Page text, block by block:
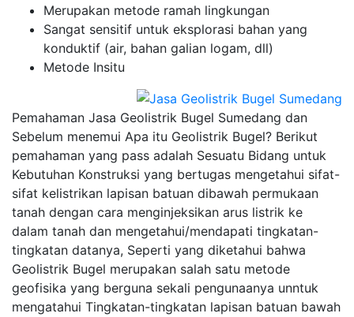
Merupakan metode ramah lingkungan
Sangat sensitif untuk eksplorasi bahan yang
konduktif (air, bahan galian logam, dll)
Metode Insitu
Pemahaman Jasa Geolistrik Bugel Sumedang dan
Sebelum menemui Apa itu Geolistrik Bugel? Berikut
pemahaman yang pass adalah Sesuatu Bidang untuk
Kebutuhan Konstruksi yang bertugas mengetahui sifat-
sifat kelistrikan lapisan batuan dibawah permukaan
tanah dengan cara menginjeksikan arus listrik ke
dalam tanah dan mengetahui/mendapati tingkatan-
tingkatan datanya, Seperti yang diketahui bahwa
Geolistrik Bugel merupakan salah satu metode
geofisika yang berguna sekali pengunaanya unntuk
mengatahui Tingkatan-tingkatan lapisan batuan bawah